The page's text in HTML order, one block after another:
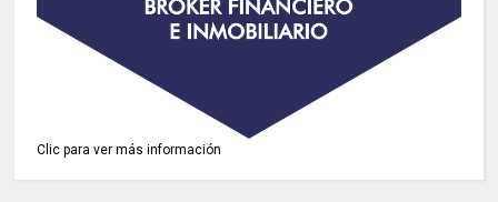
Clic para ver más información